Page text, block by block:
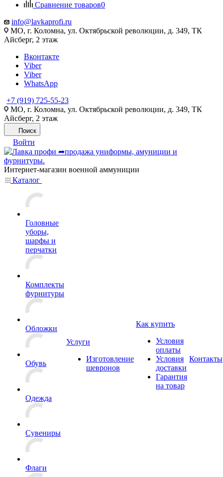
Сравнение товаров0
info@lavkaprofi.ru
МО, г. Коломна, ул. Октябрьской революции, д. 349, ТК
Айсберг, 2 этаж
Вконтакте
Viber
Viber
WhatsApp
+7 (919) 725-55-23
МО, г. Коломна, ул. Октябрьской революции, д. 349, ТК
Айсберг, 2 этаж
Поиск
Войти
Интернет-магазин военной аммуниции
Каталог
Головные
уборы,
шарфы и
перчатки
Комплекты
фурнитуры
Обложки
Обувь
Одежда
Сувениры
Флаги
Услуги
Изготовление
шевронов
Как купить
Условия
оплаты
Условия
доставки
Гарантия
на товар
Контакты